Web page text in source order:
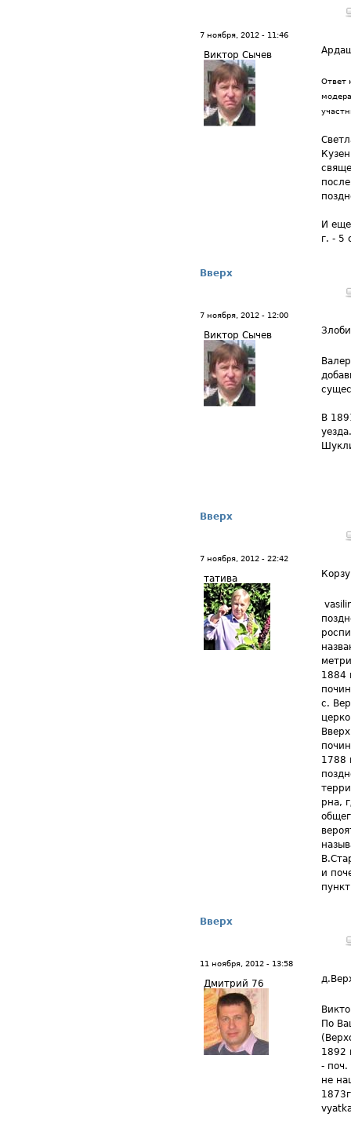
7 ноября, 2012 - 11:46
Виктор Сычев
Ответ
И
г. - 5
Вверх
7 ноября, 2012 - 12:00
Виктор Сычев
В
Вверх
7 ноября, 2012 - 22:42
татива
1884
с.
1788
рна,
и
Вверх
11 ноября, 2012 - 13:58
Дмитрий 76
По
1892
-
не